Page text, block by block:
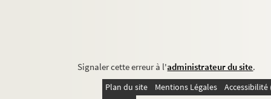
Signaler cette erreur à l'administrateur du site.
Plan du site Mentions Légales